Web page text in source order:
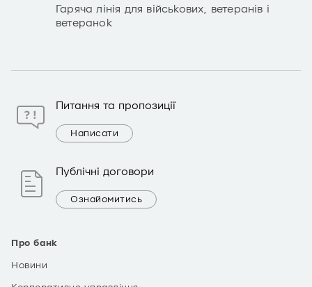
Про банк
Новини
Гаряча лінія для військових, ветеранів і
ветеранок
Питання та пропозиції
Написати
Публічні договори
Ознайомитись